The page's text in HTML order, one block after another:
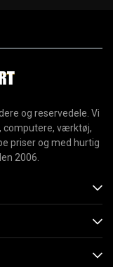
og reservedele. Vi
computere, værktøj,
priser og med hurtig
2006.